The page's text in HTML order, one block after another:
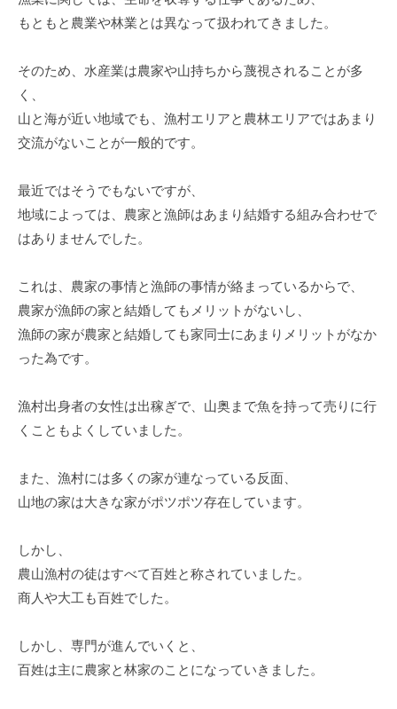
もともと農業や林業とは異なって扱われてきました。
そのため、水産業は農家や山持ちから蔑視されることが多
く、
山と海が近い地域でも、漁村エリアと農林エリアではあまり
交流がないことが一般的です。
最近ではそうでもないですが、
地域によっては、農家と漁師はあまり結婚する組み合わせで
はありませんでした。
これは、農家の事情と漁師の事情が絡まっているからで、
農家が漁師の家と結婚してもメリットがないし、
漁師の家が農家と結婚しても家同士にあまりメリットがなか
った為です。
漁村出身者の女性は出稼ぎで、山奥まで魚を持って売りに行
くこともよくしていました。
また、漁村には多くの家が連なっている反面、
山地の家は大きな家がポツポツ存在しています。
しかし、
農山漁村の徒はすべて百姓と称されていました。
商人や大工も百姓でした。
しかし、専門が進んでいくと、
百姓は主に農家と林家のことになっていきました。